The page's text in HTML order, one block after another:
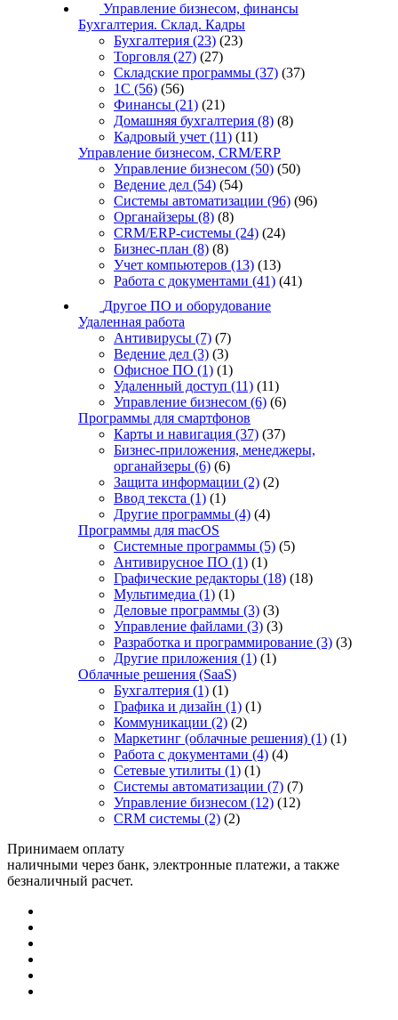
Управление бизнесом, финансы
Бухгалтерия. Склад. Кадры
Бухгалтерия (23) (23)
Торговля (27) (27)
Складские программы (37) (37)
1С (56) (56)
Финансы (21) (21)
Домашняя бухгалтерия (8) (8)
Кадровый учет (11) (11)
Управление бизнесом, CRM/ERP
Управление бизнесом (50) (50)
Ведение дел (54) (54)
Системы автоматизации (96) (96)
Органайзеры (8) (8)
CRM/ERP-системы (24) (24)
Бизнес-план (8) (8)
Учет компьютеров (13) (13)
Работа с документами (41) (41)
Другое ПО и оборудование
Удаленная работа
Антивирусы (7) (7)
Ведение дел (3) (3)
Офисное ПО (1) (1)
Удаленный доступ (11) (11)
Управление бизнесом (6) (6)
Программы для смартфонов
Карты и навигация (37) (37)
Бизнес-приложения, менеджеры,
органайзеры (6) (6)
Защита информации (2) (2)
Ввод текста (1) (1)
Другие программы (4) (4)
Программы для macOS
Системные программы (5) (5)
Антивирусное ПО (1) (1)
Графические редакторы (18) (18)
Мультимедиа (1) (1)
Деловые программы (3) (3)
Управление файлами (3) (3)
Разработка и программирование (3) (3)
Другие приложения (1) (1)
Облачные решения (SaaS)
Бухгалтерия (1) (1)
Графика и дизайн (1) (1)
Коммуникации (2) (2)
Маркетинг (облачные решения) (1) (1)
Работа с документами (4) (4)
Сетевые утилиты (1) (1)
Системы автоматизации (7) (7)
Управление бизнесом (12) (12)
CRM системы (2) (2)
Принимаем оплату
наличными через банк, электронные платежи, а также
безналичный расчет.